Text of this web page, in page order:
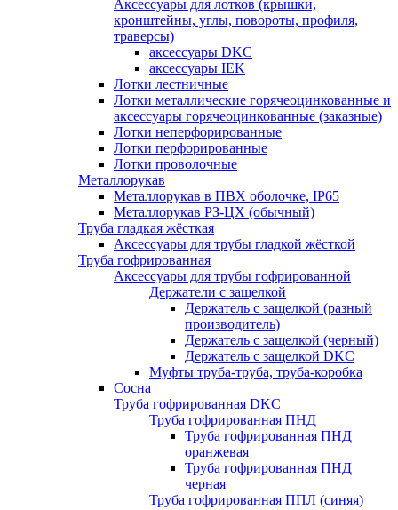
Аксессуары для лотков (крышки,
кронштейны, углы, повороты, профиля,
траверсы)
аксессуары DKC
аксессуары IEK
Лотки лестничные
Лотки металлические горячеоцинкованные и
аксессуары горячеоцинкованные (заказные)
Лотки неперфорированные
Лотки перфорированные
Лотки проволочные
Металлорукав
Металлорукав в ПВХ оболочке, IP65
Металлорукав РЗ-ЦХ (обычный)
Труба гладкая жёсткая
Аксессуары для трубы гладкой жёсткой
Труба гофрированная
Аксессуары для трубы гофрированной
Держатели с защелкой
Держатель с защелкой (разный
производитель)
Держатель с защелкой (черный)
Держатель с защелкой DKC
Муфты труба-труба, труба-коробка
Сосна
Труба гофрированная DKC
Труба гофрированная ПНД
Труба гофрированная ПНД
оранжевая
Труба гофрированная ПНД
черная
Труба гофрированная ППЛ (синяя)